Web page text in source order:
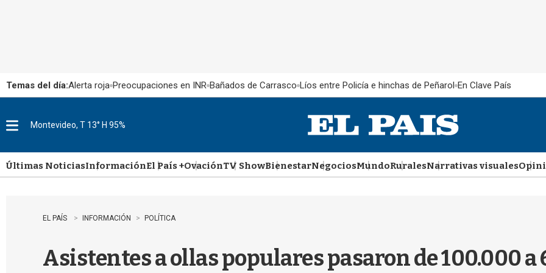
Temas del día:Alerta roja Preocupaciones en INR Bañados de Carrasco Líos entre Policía e hinchas de Peñarol En Clave País
u
Montevideo, T 13° H 95%
Últimas NoticiasInformaciónEl País +OvaciónTV ShowBienestarNegociosMundoRuralesNarrativas visuales
EL PAÍS INFORMACIÓN POLÍTICA
Asistentes a ollas populares pasaron de 100.000 a